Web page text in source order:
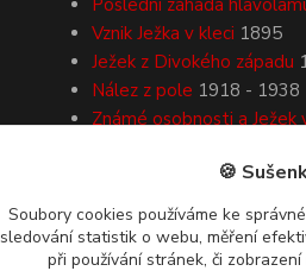
Poslední záhada
Vznik Ježka v kleci 1895
Ježek z Divokého západu
Nález z pole 1918 - 1938
Známé osobnosti a Ježek
🍪
Soubory cookies používáme ke
sledování statistik o webu, měření
při používání stránek, či